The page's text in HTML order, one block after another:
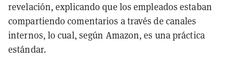
revelación, explicando que los empleados estaban
compartiendo comentarios a través de canales
internos, lo cual, según Amazon, es una práctica
estándar.